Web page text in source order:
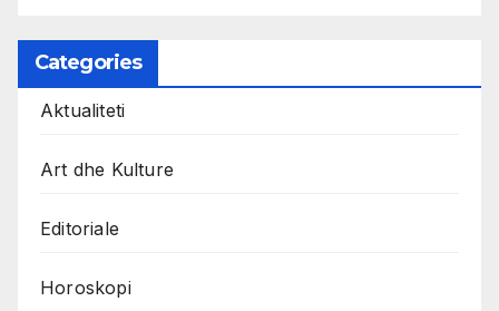
Categories
Aktualiteti
Art dhe Kulture
Editoriale
Horoskopi